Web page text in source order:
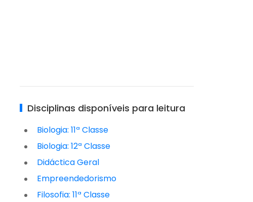
Disciplinas disponíveis para leitura
Biologia: 11ª Classe
Biologia: 12ª Classe
Didáctica Geral
Empreendedorismo
Filosofia: 11ª Classe